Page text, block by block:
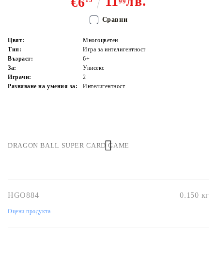
DRAGON BALL SUPER CARD GAME
Цвят:
Многоцветен
Тип:
Игра за интелигентност
Възраст:
6+
За:
Унисекс
Играчи:
2
Развиване на умения за:
Интелигентност
HGO884 0.150 кг
Оцени продукта
Сравни